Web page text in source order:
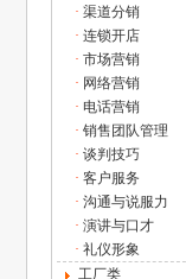
· 渠道分销
· 连锁开店
· 市场营销
· 网络营销
· 电话营销
· 销售团队管理
· 谈判技巧
· 客户服务
· 沟通与说服力
· 演讲与口才
· 礼仪形象
工厂类